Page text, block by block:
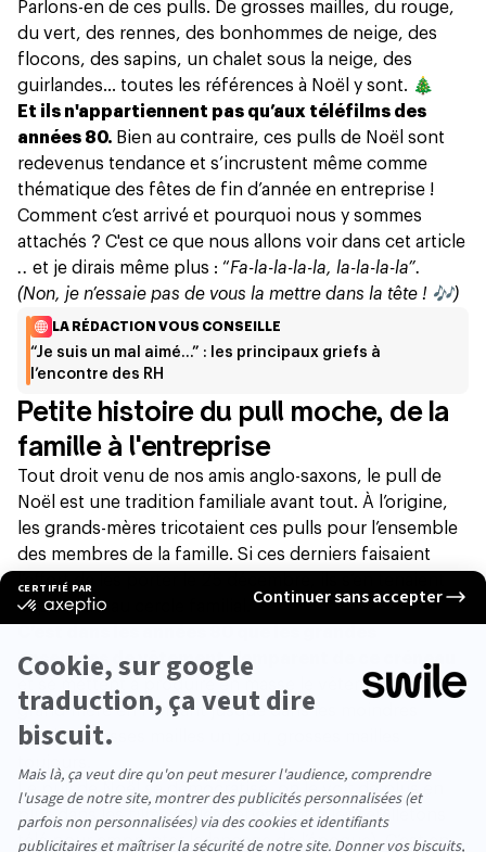
Parlons-en de ces pulls. De grosses mailles, du rouge,
du vert, des rennes, des bonhommes de neige, des
flocons, des sapins, un chalet sous la neige, des
guirlandes… toutes les références à Noël y sont. 🎄
Et ils n'appartiennent pas qu’aux téléfilms des
années 80. Bien au contraire, ces pulls de Noël sont
redevenus tendance et s’incrustent même comme
thématique des fêtes de fin d’année en entreprise !
Comment c’est arrivé et pourquoi nous y sommes
attachés ? C'est ce que nous allons voir dans cet article
.. et je dirais même plus : “Fa-la-la-la-la, la-la-la-la”.
(Non, je n’essaie pas de vous la mettre dans la tête ! 🎶)
LA RÉDACTION VOUS CONSEILLE
“Je suis un mal aimé…” : les principaux griefs à
l’encontre des RH
Petite histoire du pull moche, de la
famille à l'entreprise
Tout droit venu de nos amis anglo-saxons, le pull de
Noël est une tradition familiale avant tout. À l’origine,
les grands-mères tricotaient ces pulls pour l’ensemble
des membres de la famille. Si ces derniers faisaient
l’effort de les porter le 25 décembre, ils s’en tenaient
cependant au cercle familial.
enseignes de vêtement s'emparent de ce créneau
et se mettent à produire en masse le vêtement de
grand-mère en l’imitant jusque dans les moindres
détails. Grosses mailles un jour, grosses mailles
Le pull de Noël se démocratise, on le voit de plus en
plus dans les films ou les séries (enfin les feuilletons
télé pour emprunter le langage de l’époque). C’est en